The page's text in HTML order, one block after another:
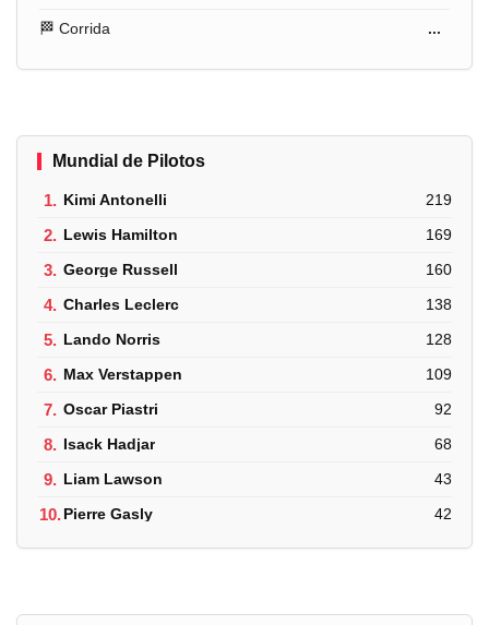
🏁 Corrida ...
Mundial de Pilotos
1. Kimi Antonelli 219
2. Lewis Hamilton 169
3. George Russell 160
4. Charles Leclerc 138
5. Lando Norris 128
6. Max Verstappen 109
7. Oscar Piastri 92
8. Isack Hadjar 68
9. Liam Lawson 43
10.Pierre Gasly 42